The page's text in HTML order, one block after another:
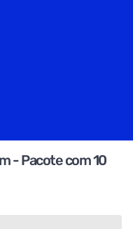
- Pacote com 10